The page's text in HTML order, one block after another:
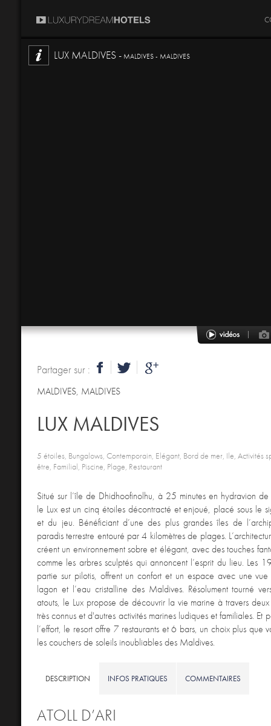
LUX MALDIVES - MALDIVES - MALDIVES
Partager sur :
MALDIVES, MALDIVES
LUX MALDIVES
5 étoiles, Bungalows, Contemporain, Elégant, Bord de mer, Ile, Activités
être, Familial, Piscine, Plage, Restaurant
Situé sur l’île de Dhidhoofinolhu, à 25 minutes en hydravion
le Lux est un cinq étoiles décontracté et enjoué, placé sous le
et du jeu. Bénéficiant d’une des plus grandes îles de
paradis terrestre entouré par 4 kilomètres de plages.
créent un environnement sobre et élégant, avec des touches
comme les arbres sculptés qui annoncent l’esprit du lieu. Les
partie sur pilotis, offrent un confort et un espace avec une
lagon et l’eau cristalline des Maldives. Résolument tourné
atouts, le Lux propose de découvrir la vie marine à travers
très connus et d'autres activités marines ludiques et familiales. Et
l’effort, le resort offre 7 restaurants et 6 bars, un choix plus que
les couchers de soleils inoubliables des Maldives.
DESCRIPTION INFOS PRATIQUES COMMENTAIRES
ATOLL D’ARI